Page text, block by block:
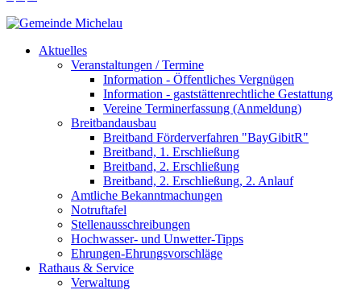
Aktuelles
Veranstaltungen / Termine
Information - Öffentliches Vergnügen
Information - gaststättenrechtliche Gestattung
Vereine Terminerfassung (Anmeldung)
Breitbandausbau
Breitband Förderverfahren "BayGibitR"
Breitband, 1. Erschließung
Breitband, 2. Erschließung
Breitband, 2. Erschließung, 2. Anlauf
Amtliche Bekanntmachungen
Notruftafel
Stellenausschreibungen
Hochwasser- und Unwetter-Tipps
Ehrungen-Ehrungsvorschläge
Rathaus & Service
Verwaltung